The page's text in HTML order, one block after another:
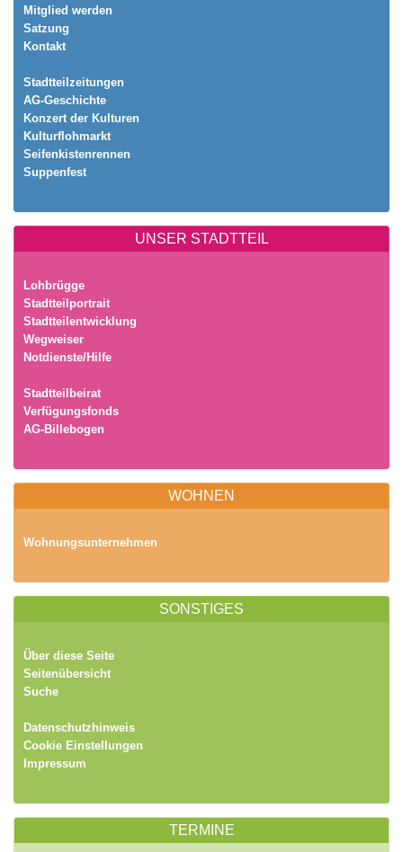
Mitglied werden
Satzung
Kontakt
Stadtteilzeitungen
AG-Geschichte
Konzert der Kulturen
Kulturflohmarkt
Seifenkistenrennen
Suppenfest
UNSER STADTTEIL
Lohbrügge
Stadtteilportrait
Stadtteilentwicklung
Wegweiser
Notdienste/Hilfe
Stadtteilbeirat
Verfügungsfonds
AG-Billebogen
WOHNEN
Wohnungsunternehmen
SONSTIGES
Über diese Seite
Seitenübersicht
Suche
Datenschutzhinweis
Cookie Einstellungen
Impressum
TERMINE